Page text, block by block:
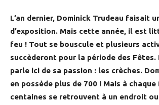
L’an dernier, Dominick Trudeau faisait
d’exposition. Mais cette année, il est
feu ! Tout se bouscule et plusieurs
succèderont pour la période des Fêtes.
parle ici de sa passion : les crèches.
en possède plus de 700 ! Mais à
centaines se retrouvent à un endroit